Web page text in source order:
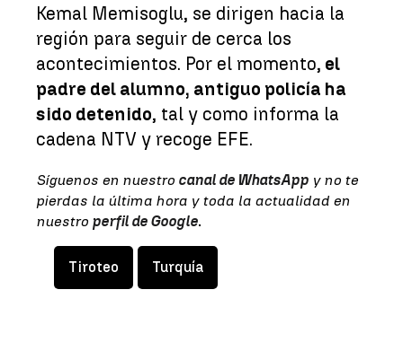
Kemal Memisoglu, se dirigen hacia la
región para seguir de cerca los
acontecimientos. Por el momento, el
padre del alumno, antiguo policía ha
sido detenido, tal y como informa la
cadena NTV y recoge EFE.
Síguenos en nuestro canal de WhatsApp y no te
pierdas la última hora y toda la actualidad en
nuestro perfil de Google.
Tiroteo Turquía